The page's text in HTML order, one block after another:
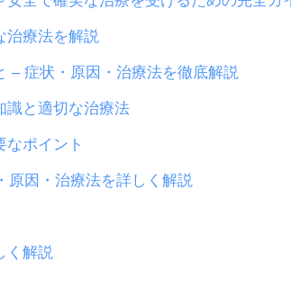
治療法を解説
– 症状・原因・治療法を徹底解説
識と適切な治療法
ポイント
原因・治療法を詳しく解説
く解説